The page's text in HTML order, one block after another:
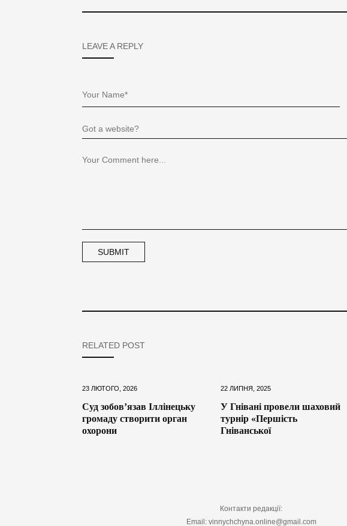
LEAVE A REPLY
RELATED POST
23 ЛЮТОГО, 2026
Суд зобов’язав Іллінецьку
громаду створити орган
охорони
22 ЛИПНЯ, 2025
У Гнівані провели шаховий
турнір «Першість
Гніванської
Контакти редакції:
Email: vinnychchyna.online@gmail.com